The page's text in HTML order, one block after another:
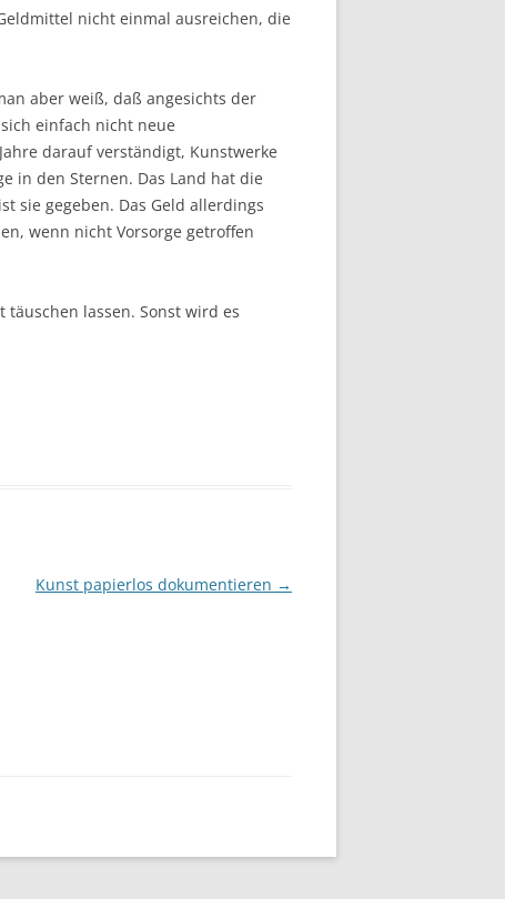
nicht einmal ausreichen, die
aber weiß, daß angesichts der
einfach nicht neue
darauf verständigt, Kunstwerke
in den Sternen. Das Land hat die
sie gegeben. Das Geld allerdings
wenn nicht Vorsorge getroffen
lassen. Sonst wird es
Kunst papierlos dokumentieren →